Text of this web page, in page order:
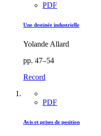
PDF
Une destinée industrielle
Yolande Allard
pp. 47–54
Record
PDF
Avis et prises de position